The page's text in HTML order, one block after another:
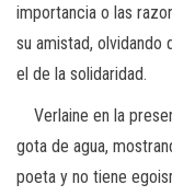
importancia o las
su amistad, olvidando
el de la solidaridad.
Verlaine en la
gota de agua,
poeta y no tiene